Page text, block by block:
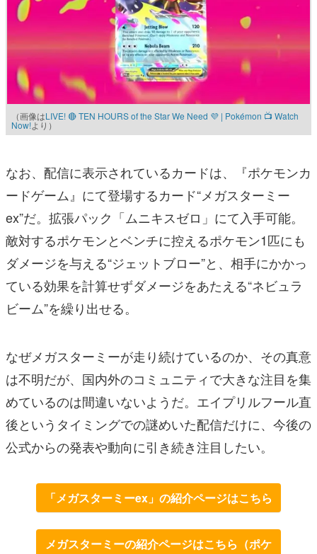
（画像はLIVE! 🔴 TEN HOURS of the Star We Need 💜 | Pokémon 📺 Watch
Now!より）
なお、配信に表示されているカードは、『ポケモンカ
ードゲーム』にて登場するカード“メガスターミー
ex”だ。拡張パック「ムニキスゼロ」にて入手可能。
敵対するポケモンとベンチに控えるポケモン1匹にも
ダメージを与える“ジェットブロー”と、相手にかかっ
ている効果を計算せずダメージをあたえる“ネビュラ
ビーム”を繰り出せる。
なぜメガスターミーが走り続けているのか、その真意
は不明だが、国内外のコミュニティで大きな注目を集
めているのは間違いないようだ。エイプリルフール直
後というタイミングでの謎めいた配信だけに、今後の
公式からの発表や動向に引き続き注目したい。
「メガスターミーex」の紹介ページはこちら
メガスターミーの紹介ページはこちら（ポケ